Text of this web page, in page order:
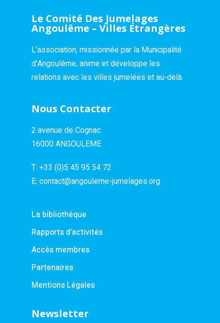
Le Comité Des Jumelages
Angoulême – Villes Étrangères
L’association, missionnée par la Municipalité
d’Angoulême, anime et développe les
relations avec les villes jumelées et au-delà.
Nous Contacter
2 avenue de Cognac
16000 ANGOULEME
T: +33 (0)5 45 95 54 72
E: contact@angouleme-jumelages.org
La bibliothèque
Rapports d’activités
Accès membres
Partenaires
Mentions Légales
Newsletter